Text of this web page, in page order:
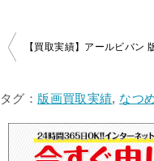
投
ナ
タグ： 版画買取実績, なつ